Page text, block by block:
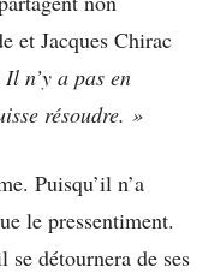
et Jacques Chirac
Il n’y a pas en
résoudre. »
Puisqu’il n’a
le pressentiment.
détournera de ses